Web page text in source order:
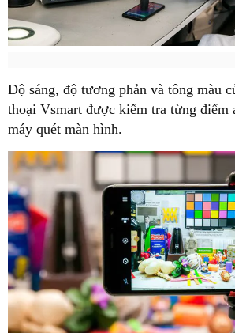
Độ sáng, độ tương phản và tông màu
thoại Vsmart được kiểm tra từng điểm
máy quét màn hình.